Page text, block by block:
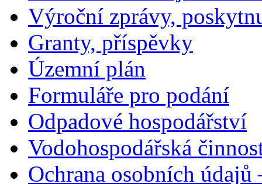
Výroční zprávy,
Granty, příspěvky
Územní plán
Formuláře pro podání
Odpadové hospodářství
Vodohospodářská
Ochrana osobních údajů